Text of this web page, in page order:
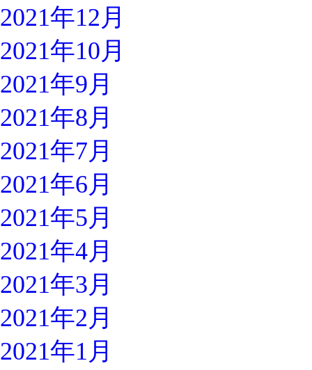
2021年12月
2021年10月
2021年9月
2021年8月
2021年7月
2021年6月
2021年5月
2021年4月
2021年3月
2021年2月
2021年1月